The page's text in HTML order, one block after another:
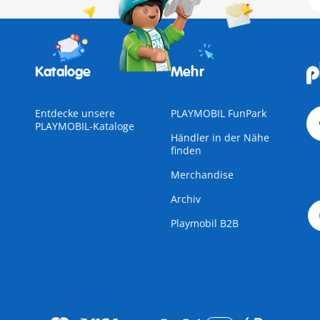
Kataloge
Entdecke unsere
PLAYMOBIL-Kataloge
Mehr
PLAYMOBIL FunPark
Händler in der Nähe
finden
Merchandise
Archiv
Playmobil B2B